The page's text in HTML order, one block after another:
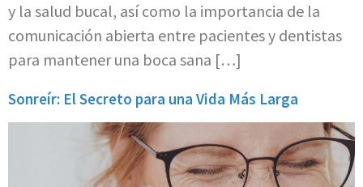
y la salud bucal, así como la importancia de la
comunicación abierta entre pacientes y dentistas
para mantener una boca sana […]
Sonreír: El Secreto para una Vida Más Larga